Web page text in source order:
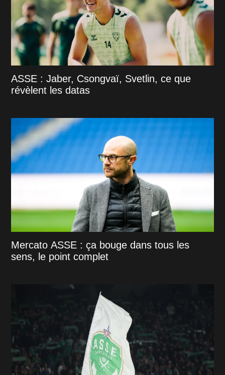
ASSE : Jaber, Csongvaï, Svetlin, ce que
révèlent les datas
Mercato ASSE : ça bouge dans tous les
sens, le point complet